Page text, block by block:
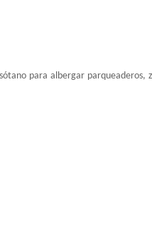
para albergar parqueaderos,